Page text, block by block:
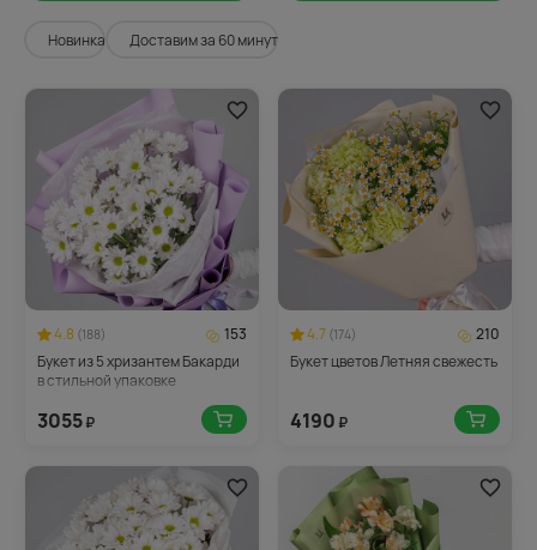
Новинка Доставим за 60 минут
4.8 (188)
153
Букет из 5 хризантем Бакарди
в стильной упаковке
3055₽
4.7 (174)
210
Букет цветов Летняя свежесть
4190 ₽